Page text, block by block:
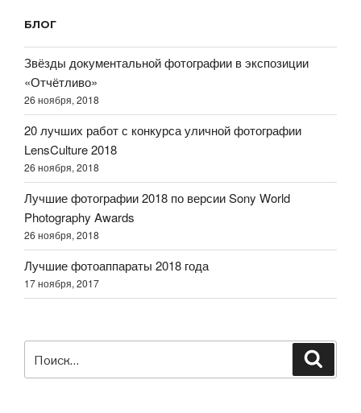
БЛОГ
Звёзды документальной фотографии в экспозиции
«Отчётливо»
26 ноября, 2018
20 лучших работ с конкурса уличной фотографии
LensCulture 2018
26 ноября, 2018
Лучшие фотографии 2018 по версии Sony World
Photography Awards
26 ноября, 2018
Лучшие фотоаппараты 2018 года
17 ноября, 2017